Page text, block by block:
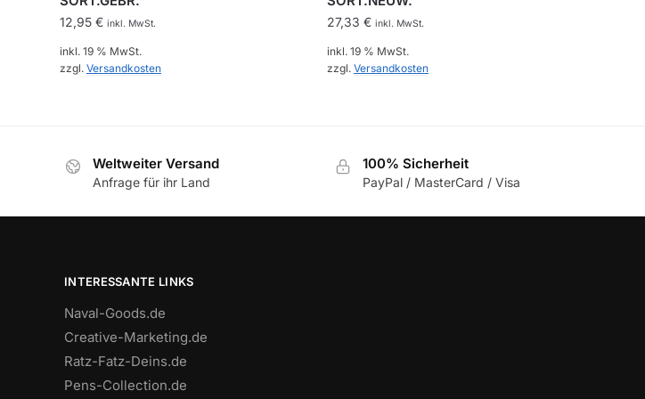
12,95 € inkl. MwSt.
inkl. 19 % MwSt.
zzgl. Versandkosten
27,33 € inkl. MwSt.
inkl. 19 % MwSt.
zzgl. Versandkosten
Weltweiter Versand
Anfrage für ihr Land
100% Sicherheit
PayPal / MasterCard / Visa
INTERESSANTE LINKS
Naval-Goods.de
Creative-Marketing.de
Ratz-Fatz-Deins.de
Pens-Collection.de